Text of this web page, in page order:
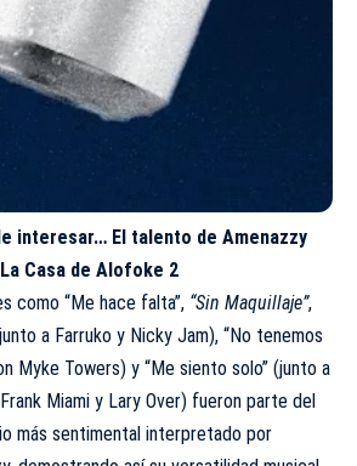
interesar… El talento de Amenazzy
Casa de Alofoke 2
como “Me hace falta”, “Sin Maquillaje”,
a Farruko y Nicky Jam), “No tenemos
Myke Towers) y “Me siento solo” (junto a
Miami y Lary Over) fueron parte del
más sentimental interpretado por